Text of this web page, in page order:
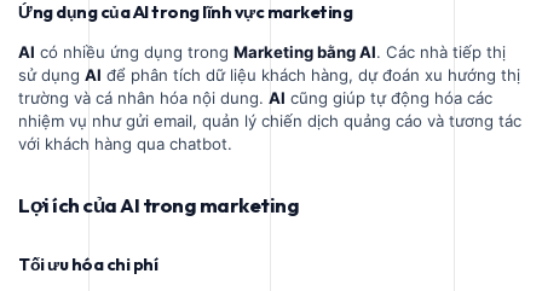
Ứng dụng của AI trong lĩnh vực marketing
AI có nhiều ứng dụng trong Marketing bằng AI. Các nhà tiếp thị
sử dụng AI để phân tích dữ liệu khách hàng, dự đoán xu hướng thị
trường và cá nhân hóa nội dung. AI cũng giúp tự động hóa các
nhiệm vụ như gửi email, quản lý chiến dịch quảng cáo và tương tác
với khách hàng qua chatbot.
Lợi ích của AI trong marketing
Tối ưu hóa chi phí